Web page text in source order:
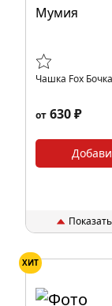
Чашка Fox
от 630 ₽
ХИТ